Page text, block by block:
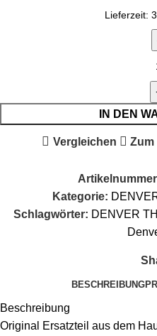
Lieferzeit:
IN DEN
Vergleichen Zum
Kategorie:
Schlagwörter: DENVER
BESCHREIBUNG
Beschreibung
Original Ersatzteil aus dem